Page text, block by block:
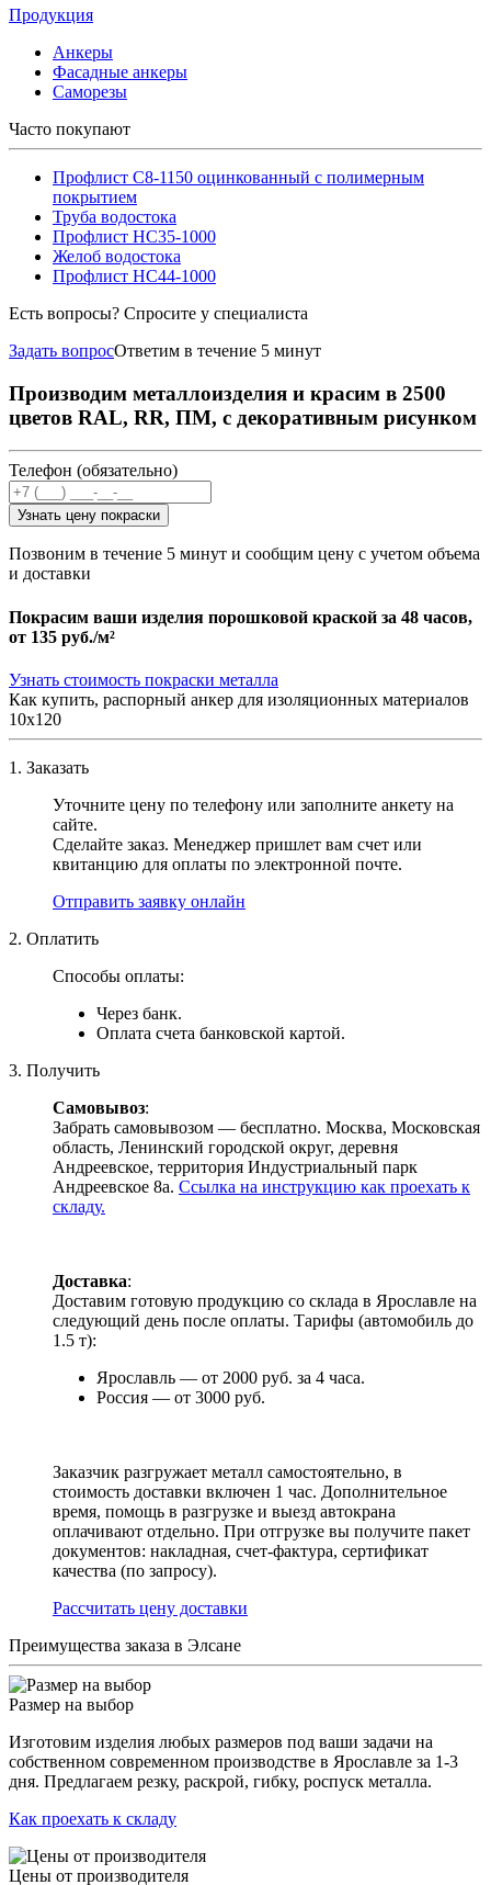
Продукция
Анкеры
Фасадные анкеры
Саморезы
Часто покупают
Профлист С8-1150 оцинкованный с полимерным
покрытием
Труба водостока
Профлист НС35-1000
Желоб водостока
Профлист НС44-1000
Есть вопросы? Спросите у специалиста
Задать вопросОтветим в течение 5 минут
Производим металлоизделия и красим в 2500
цветов RAL, RR, ПМ, с декоративным рисунком
Телефон (обязательно)
Узнать цену покраски
Позвоним в течение 5 минут и сообщим цену с учетом объема
и доставки
Покрасим ваши изделия порошковой краской за 48 часов,
от 135 руб./м²
Узнать стоимость покраски металла
Как купить, распорный анкер для изоляционных материалов
10х120
1. Заказать
Уточните цену по телефону или заполните анкету на
сайте.
Сделайте заказ. Менеджер пришлет вам счет или
квитанцию для оплаты по электронной почте.
Отправить заявку онлайн
2. Оплатить
Способы оплаты:
Через банк.
Оплата счета банковской картой.
3. Получить
Самовывоз:
Забрать самовывозом — бесплатно. Москва, Московская
область, Ленинский городской округ, деревня
Андреевское, территория Индустриальный парк
Андреевское 8а. Ссылка на инструкцию как проехать к
складу.
Доставка:
Доставим готовую продукцию со склада в Ярославле на
следующий день после оплаты. Тарифы (автомобиль до
1.5 т):
Ярославль — от 2000 руб. за 4 часа.
Россия — от 3000 руб.
Заказчик разгружает металл самостоятельно, в
стоимость доставки включен 1 час. Дополнительное
время, помощь в разгрузке и выезд автокрана
оплачивают отдельно. При отгрузке вы получите пакет
документов: накладная, счет-фактура, сертификат
качества (по запросу).
Раcсчитать цену доставки
Преимущества заказа в Элсане
Размер на выбор
Изготовим изделия любых размеров под ваши задачи на
собственном современном производстве в Ярославле за 1-3
дня. Предлагаем резку, раскрой, гибку, роспуск металла.
Как проехать к складу
Цены от производителя